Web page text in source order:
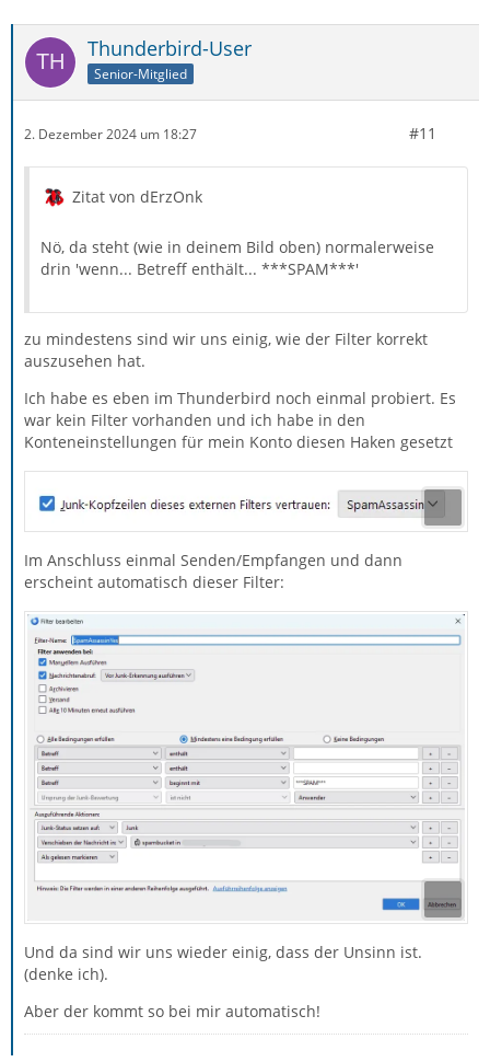
Thunderbird-User
Senior-Mitglied
2. Dezember 2024 um 18:27 #11
Zitat von dErzOnk
Nö, da steht (wie in deinem Bild oben) normalerweise
drin 'wenn... Betreff enthält... ***SPAM***'
zu mindestens sind wir uns einig, wie der Filter korrekt
auszusehen hat.
Ich habe es eben im Thunderbird noch einmal probiert. Es
war kein Filter vorhanden und ich habe in den
Konteneinstellungen für mein Konto diesen Haken gesetzt
Im Anschluss einmal Senden/Empfangen und dann
erscheint automatisch dieser Filter:
Und da sind wir uns wieder einig, dass der Unsinn ist.
(denke ich).
Aber der kommt so bei mir automatisch!